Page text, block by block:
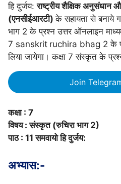
हि दुर्जय:राष्ट्रीय शैक्षिक अनुसंधान
(एनसीईआरटी)के सहायता से बनाये
भाग 2 के प्रश्न उत्तर ऑनलाइन
7 sanskrit ruchira bhag 2 के
लिया जायेगा। कक्षा 7 संस्कृत के
Join
कक्षा : 7
विषय : संस्कृत (रुचिरा भाग 2)
पाठ : 11 समवायो हि दुर्जय:
अभ्यास:-